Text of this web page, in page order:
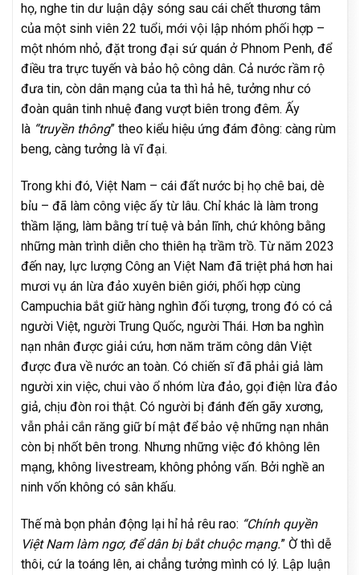
họ, nghe tin dư luận dậy sóng sau cái chết thương tâm
của một sinh viên 22 tuổi, mới vội lập nhóm phối hợp –
một nhóm nhỏ, đặt trong đại sứ quán ở Phnom Penh, để
điều tra trực tuyến và bảo hộ công dân. Cả nước rầm rộ
đưa tin, còn dân mạng của ta thì hả hê, tưởng như có
đoàn quân tinh nhuệ đang vượt biên trong đêm. Ấy
là “truyền thông” theo kiểu hiệu ứng đám đông: càng rùm
beng, càng tưởng là vĩ đại.
Trong khi đó, Việt Nam – cái đất nước bị họ chê bai, dè
bỉu – đã làm công việc ấy từ lâu. Chỉ khác là làm trong
thầm lặng, làm bằng trí tuệ và bản lĩnh, chứ không bằng
những màn trình diễn cho thiên hạ trầm trồ. Từ năm 2023
đến nay, lực lượng Công an Việt Nam đã triệt phá hơn hai
mươi vụ án lừa đảo xuyên biên giới, phối hợp cùng
Campuchia bắt giữ hàng nghìn đối tượng, trong đó có cả
người Việt, người Trung Quốc, người Thái. Hơn ba nghìn
nạn nhân được giải cứu, hơn năm trăm công dân Việt
được đưa về nước an toàn. Có chiến sĩ đã phải giả làm
người xin việc, chui vào ổ nhóm lừa đảo, gọi điện lừa đảo
giả, chịu đòn roi thật. Có người bị đánh đến gãy xương,
vẫn phải cắn răng giữ bí mật để bảo vệ những nạn nhân
còn bị nhốt bên trong. Nhưng những việc đó không lên
mạng, không livestream, không phỏng vấn. Bởi nghề an
ninh vốn không có sân khấu.
Thế mà bọn phản động lại hỉ hả rêu rao: “Chính quyền
Việt Nam làm ngơ, để dân bị bắt chuộc mạng.” Ờ thì dễ
thôi, cứ la toáng lên, ai chẳng tưởng mình có lý. Lập luận